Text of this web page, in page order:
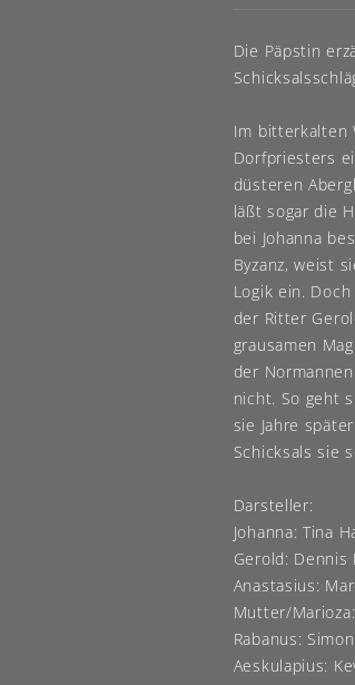
Die Päpstin
Im bitterkalten
Dorfpriesters
düsteren
läßt sogar die
bei Johanna
Byzanz, weist
Logik ein.
der Ritter
grausamen
der
nicht. So geht
sie Jahre
Schicksals sie
Darsteller:
Johanna: Tina
Gerold: Dennis
Anastasius:
Mutter/
Rabanus:
Aeskulapius: